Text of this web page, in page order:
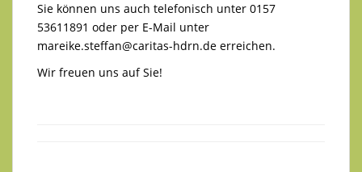
Sie können uns auch telefonisch unter 0157
53611891 oder per E-Mail unter
mareike.steffan@caritas-hdrn.de erreichen.
Wir freuen uns auf Sie!